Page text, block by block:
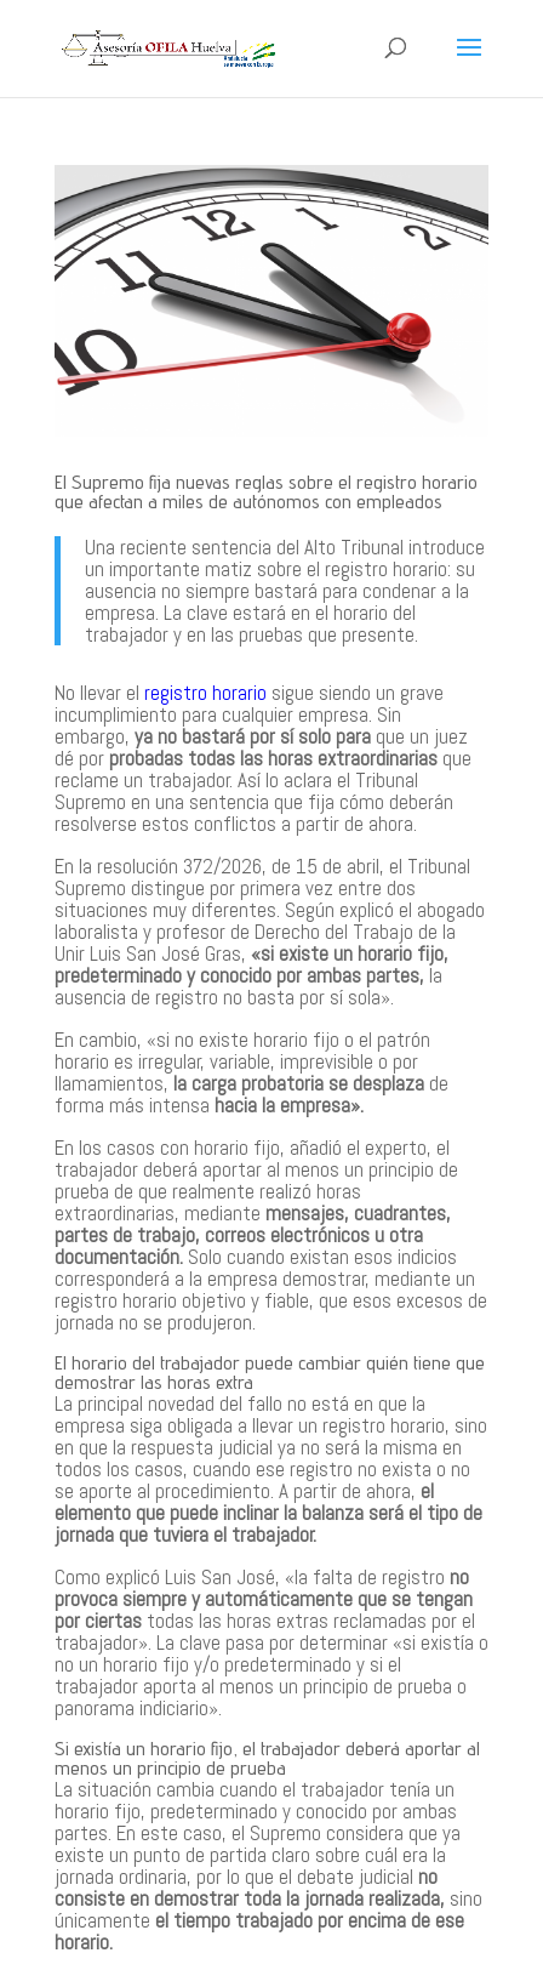
El Supremo fija nuevas reglas sobre el registro horario
que afectan a miles de autónomos con empleados
Una reciente sentencia del Alto Tribunal introduce
un importante matiz sobre el registro horario: su
ausencia no siempre bastará para condenar a la
empresa. La clave estará en el horario del
trabajador y en las pruebas que presente.
No llevar el registro horario sigue siendo un grave
incumplimiento para cualquier empresa. Sin
embargo, ya no bastará por sí solo para que un juez
dé por probadas todas las horas extraordinariasque
reclame un trabajador. Así lo aclara el Tribunal
Supremo en una sentencia que fija cómo deberán
resolverse estos conflictos a partir de ahora.
En la resolución 372/2026, de 15 de abril, el Tribunal
Supremo distingue por primera vez entre dos
situaciones muy diferentes. Según explicó el abogado
laboralista y profesor de Derecho del Trabajo de la
Unir Luis San José Gras, «si existe un horario fijo,
predeterminado y conocido por ambas partes, la
ausencia de registro no basta por sí sola».
En cambio, «si no existe horario fijo o el patrón
horario es irregular, variable, imprevisible o por
llamamientos, la carga probatoria se desplazade
forma más intensa hacia la empresa».
En los casos con horario fijo, añadió el experto, el
trabajador deberá aportar al menos un principio de
prueba de que realmente realizó horas
extraordinarias, mediante mensajes, cuadrantes,
partes de trabajo, correos electrónicos u otra
documentación. Solo cuando existan esos indicios
corresponderá a la empresa demostrar, mediante un
registro horario objetivo y fiable, que esos excesos de
jornada no se produjeron.
El horario del trabajador puede cambiar quién tiene que
demostrar las horas extra
La principal novedad del fallo no está en que la
empresa siga obligada a llevar un registro horario, sino
en que la respuesta judicial ya no será la misma en
todos los casos, cuando ese registro no exista o no
se aporte al procedimiento. A partir de ahora, el
elemento que puede inclinar la balanza será el tipo de
jornada que tuviera el trabajador.
Como explicó Luis San José, «la falta de registro no
provoca siempre y automáticamente que se tengan
por ciertas todas las horas extras reclamadas por el
trabajador». La clave pasa por determinar «si existía o
no un horario fijo y/o predeterminado y si el
trabajador aporta al menos un principio de prueba o
panorama indiciario».
Si existía un horario fijo, el trabajador deberá aportar al
menos un principio de prueba
La situación cambia cuando el trabajador tenía un
horario fijo, predeterminado y conocido por ambas
partes. En este caso, el Supremo considera que ya
existe un punto de partida claro sobre cuál era la
jornada ordinaria, por lo que el debate judicial no
consiste en demostrar toda la jornada realizada, sino
únicamente el tiempo trabajado por encima de ese
horario.